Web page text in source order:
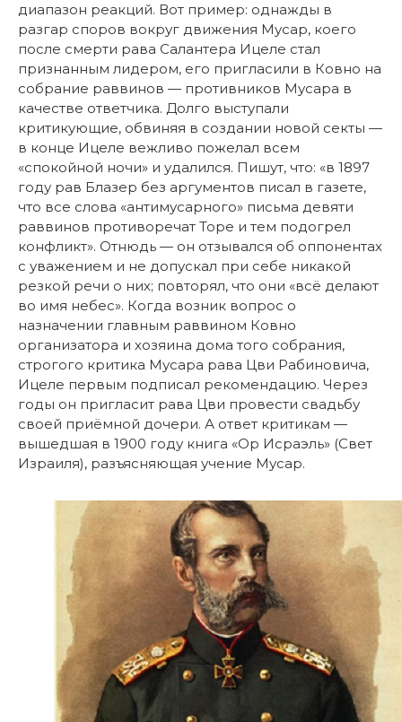
диапазон реакций. Вот пример: однажды в
разгар споров вокруг движения Мусар, коего
после смерти рава Салантера Ицеле стал
признанным лидером, его пригласили в Ковно на
собрание раввинов — противников Мусара в
качестве ответчика. Долго выступали
критикующие, обвиняя в создании новой секты —
в конце Ицеле вежливо пожелал всем
«спокойной ночи» и удалился. Пишут, что: «в 1897
году рав Блазер без аргументов писал в газете,
что все слова «антимусарного» письма девяти
раввинов противоречат Торе и тем подогрел
конфликт». Отнюдь — он отзывался об оппонентах
с уважением и не допускал при себе никакой
резкой речи о них; повторял, что они «всё делают
во имя небес». Когда возник вопрос о
назначении главным раввином Ковно
организатора и хозяина дома того собрания,
строгого критика Мусара рава Цви Рабиновича,
Ицеле первым подписал рекомендацию. Через
годы он пригласит рава Цви провести свадьбу
своей приёмной дочери. А ответ критикам —
вышедшая в 1900 году книга «Ор Исраэль» (Свет
Израиля), разъясняющая учение Мусар.